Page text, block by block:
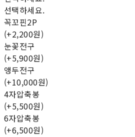
선택하세요.
꼭꼬핀2P
(+2,200원)
눈꽃전구
(+5,900원)
앵두전구
(+10,000원)
4자압축봉
(+5,500원)
6자압축봉
(+6,500원)